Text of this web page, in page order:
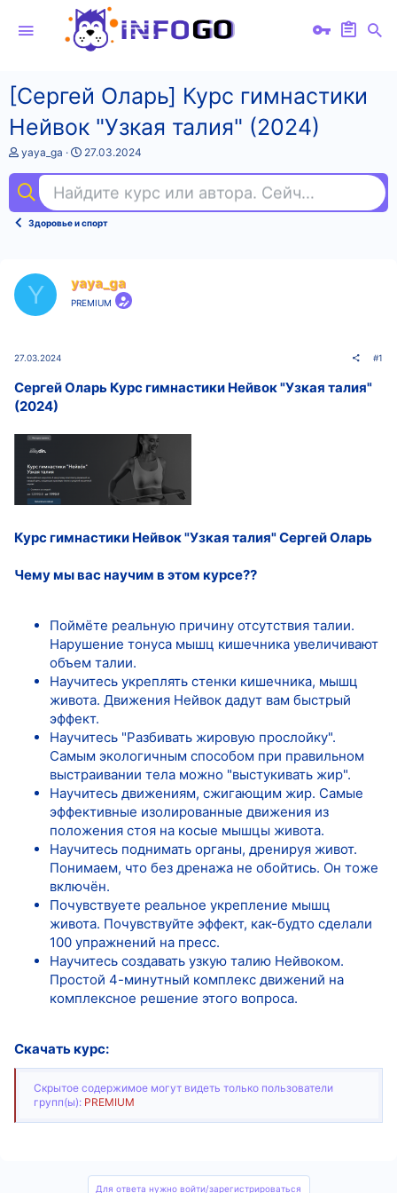
[Сергей Оларь] Курс гимнастики
Нейвок "Узкая талия" (2024)
А
т
о
т
yaya_ga
Д
а
н
а
а
27.03.2024
Найдите курс или автора. Сейчас ищут
Здоровье и спорт
Y yaya_ga
PREMIUM
27.03.2024 #1
Сергей Оларь Курс гимнастики Нейвок "Узкая талия"
(2024)
Курс гимнастики Нейвок "Узкая талия" Сергей Оларь
Чему мы вас научим в этом курсе??
Поймёте реальную причину отсутствия талии.
Нарушение тонуса мышц кишечника увеличивают
объем талии.
Научитесь укреплять стенки кишечника, мышц
живота. Движения Нейвок дадут вам быстрый
эффект.
Научитесь "Разбивать жировую прослойку".
Самым экологичным способом при правильном
выстраивании тела можно "выстукивать жир".
Научитесь движениям, сжигающим жир. Самые
эффективные изолированные движения из
положения стоя на косые мышцы живота.
Научитесь поднимать органы, дренируя живот.
Понимаем, что без дренажа не обойтись. Он тоже
включён.
Почувствуете реальное укрепление мышц
живота. Почувствуйте эффект, как-будто сделали
100 упражнений на пресс.
Научитесь создавать узкую талию Нейвоком.
Простой 4-минутный комплекс движений на
комплексное решение этого вопроса.
Скачать курс:
Скрытое содержимое могут видеть только пользователи
групп(ы): PREMIUM
Для ответа нужно войти/зарегистрироваться